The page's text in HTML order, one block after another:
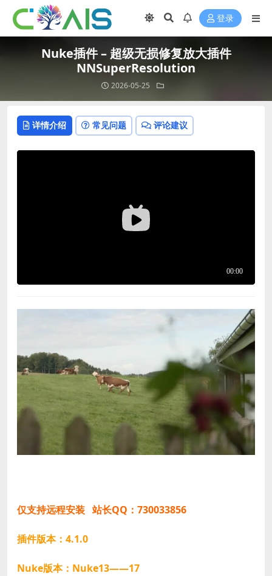
登录
Nuke插件 – 超级无损修复放大插件
NNSuperResolution
2026-05-25
详情介绍 常见问题 评论建议
仅支持远程安装 站长QQ：730033856
插件版本：4.1.0
Nuke版本：Nuke13——17